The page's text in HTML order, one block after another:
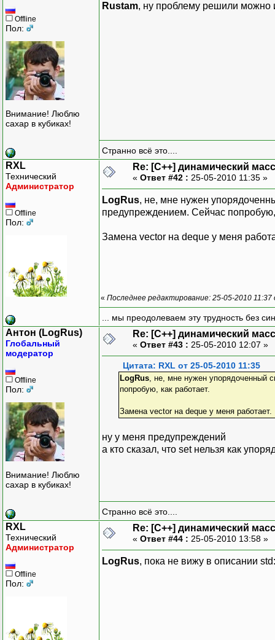
Offline
Пол:
Внимание! Люблю
сахар в кубиках!
Rustam, ну проблему решили можно
Странно всё это....
RXL
Технический
Администратор
Offline
Пол:
Re: [C++] динамический
« Ответ #42 : 25-05-2010 11:35 »
LogRus, не, мне нужен
предупреждением. Сейчас попробую,
Замена vector на deque у меня
« Последнее редактирование: 25-05-2010 11:37
... мы преодолеваем эту трудность без
Антон (LogRus)
Глобальный
модератор
Offline
Пол:
Внимание! Люблю
сахар в кубиках!
Re: [C++] динамический
« Ответ #43 : 25-05-2010 12:07 »
Цитата: RXL от 25-05-2010 11:35
LogRus, не, мне нужен упорядоченный
попробую, как работает.
Замена vector на deque у меня работает.
ну у меня предупреждений
а кто сказал, что set нельзя как
Странно всё это....
RXL
Технический
Администратор
Offline
Пол:
Re: [C++] динамический
« Ответ #44 : 25-05-2010 13:58 »
LogRus, пока не вижу в описании